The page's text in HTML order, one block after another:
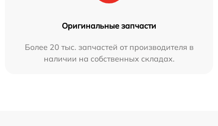
Оригинальные запчасти
Более 20 тыс. запчастей от производителя в
наличии на собственных складах.